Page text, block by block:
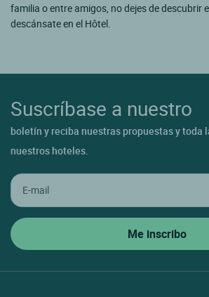
familia o entre amigos, no dejes de descubrir
descánsate en el Hôtel.
Suscríbase a nuestro
boletín y reciba nuestras propuestas y toda
nuestros hoteles.